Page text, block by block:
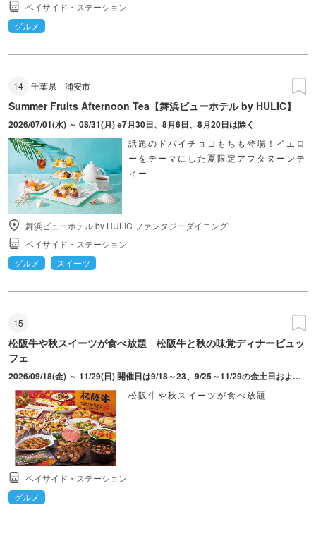
ベイサイド・ステーション
グルメ
14 千葉県 浦安市
Summer Fruits Afternoon Tea【舞浜ビューホテル by HULIC】
2026/07/01(水) ～ 08/31(月) ※7月30日、8月6日、8月20日は除く
話題のドバイチョコもちも登場！イエロ
ーをテーマにした夏限定アフタヌーンテ
ィー
舞浜ビューホテル by HULIC ファンタジーダイニング
ベイサイド・ステーション
グルメ
スイーツ
15
松阪牛や秋スイーツが食べ放題 松阪牛と秋の味覚ディナービュッ
フェ
2026/09/18(金) ～ 11/29(日) 開催日は9/18～23、9/25～11/29の金土日および連休の月曜日（10/12、11/23）。時間は100分制。
松阪牛や秋スイーツが食べ放題
ベイサイド・ステーション
グルメ